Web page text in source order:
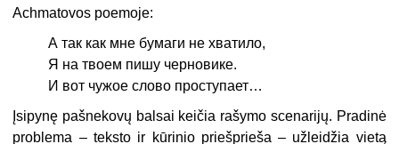
Achmatovos poemoje:
A так как мне бумаги не хватило,
Я на твоем пишу черновике.
И вот чужое слово проступает…
Įsipynę pašnekovų balsai keičia rašymo scenarijų. Pradinė
problema – teksto ir kūrinio priešprieša – užleidžia vietą